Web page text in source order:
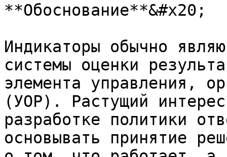
**Обоснование**&#x20;
Индикаторы обычно
системы оценки
элемента управления,
(УОР). Растущий
разработке политики
основывать принятие